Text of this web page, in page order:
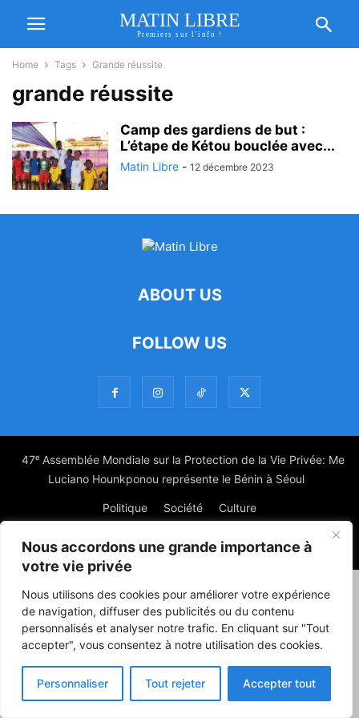
Nous accordons une grande importance à
votre vie privée
Nous utilisons des cookies pour améliorer votre expérience
de navigation, diffuser des publicités ou du contenu
personnalisés et analyser notre trafic. En cliquant sur "Tout
accepter", vous consentez à notre utilisation des cookies.
Personnaliser Tout rejeter Accepter tout
MATIN LIBRE
Premiers sur l'info !
Home Tags Grande réussite
grande réussite
Camp des gardiens de but :
L’étape de Kétou bouclée avec...
Matin Libre - 12 décembre 2023
ABOUT US
FOLLOW US
47ᵉ Assemblée Mondiale sur la Protection de la Vie Privée: Me
Luciano Hounkponou représente le Bénin à Séoul
Politique Société Culture
© Powered by digitXplus Francophone